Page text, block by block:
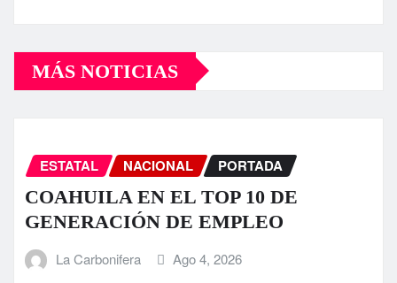
MÁS NOTICIAS
ESTATAL NACIONAL PORTADA
COAHUILA EN EL TOP 10 DE
GENERACIÓN DE EMPLEO
La Carbonifera Ago 4, 2026